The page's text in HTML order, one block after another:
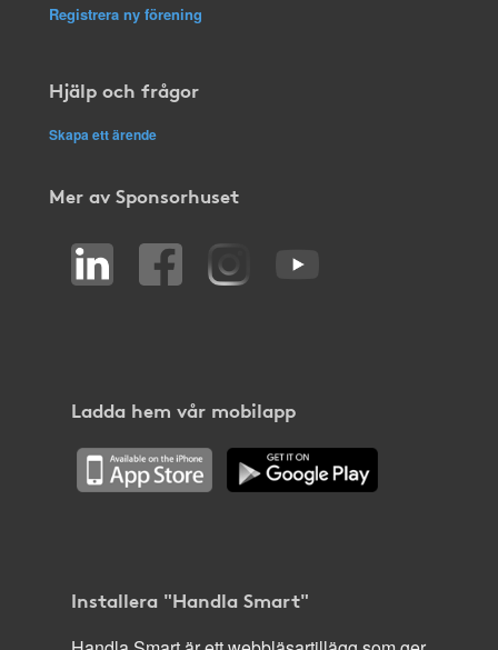
Registrera ny förening
Hjälp och frågor
Skapa ett ärende
Mer av Sponsorhuset
Ladda hem vår mobilapp
Installera "Handla Smart"